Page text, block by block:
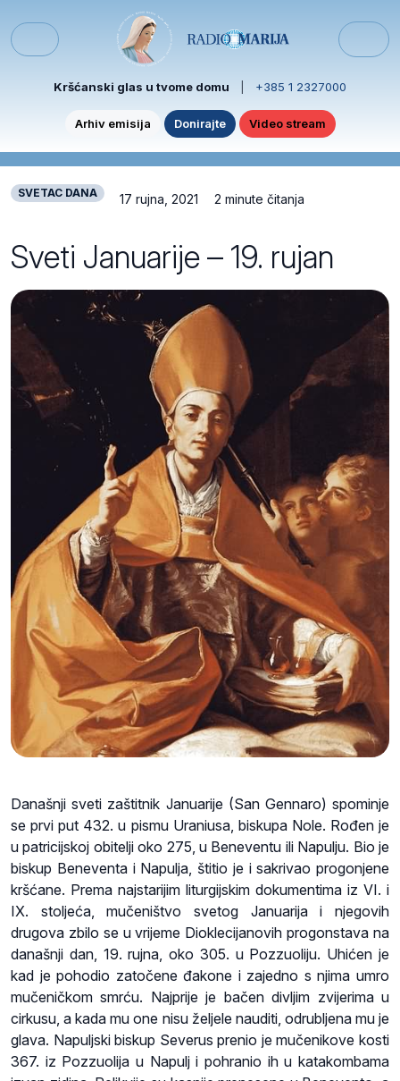
Menu
Kršćanski glas u tvome domu +385 1 2327000
Arhiv emisija Donirajte Video stream
SVETAC DANA 17 rujna, 2021 2 minute čitanja
Sveti Januarije – 19. rujan
Današnji sveti zaštitnik Januarije (San Gennaro) spominje
se prvi put 432. u pismu Uraniusa, biskupa Nole. Rođen je
u patricijskoj obitelji oko 275, u Beneventu ili Napulju. Bio je
biskup Beneventa i Napulja, štitio je i sakrivao progonjene
kršćane. Prema najstarijim liturgijskim dokumentima iz VI. i
IX. stoljeća, mučeništvo svetog Januarija i njegovih
drugova zbilo se u vrijeme Dioklecijanovih progonstava na
današnji dan, 19. rujna, oko 305. u Pozzuoliju. Uhićen je
kad je pohodio zatočene đakone i zajedno s njima umro
mučeničkom smrću. Najprije je bačen divljim zvijerima u
cirkusu, a kada mu one nisu željele nauditi, odrubljena mu je
glava. Napuljski biskup Severus prenio je mučenikove kosti
367. iz Pozzuolija u Napulj i pohranio ih u katakombama